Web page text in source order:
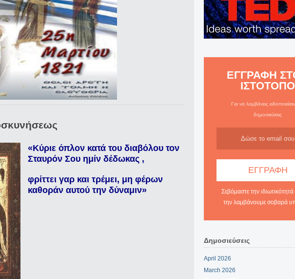
«Κύριε όπλον κατά του διαβόλου τον
Σταυρόν Σου ημίν δέδωκας ,
φρίττει γαρ και τρέμει, μη φέρων
καθοράν αυτού την δύναμιν»
ΕΓΓΡΑΦΗ
ΙΣΤΟΤΟΠΟ
Για να λαμβάνεις
δημοσιεύσεις
Σεβόμαστε την
την λαμβάνουμε σοβαρά
Δημοσιεύσεις
April 2026
March 2026